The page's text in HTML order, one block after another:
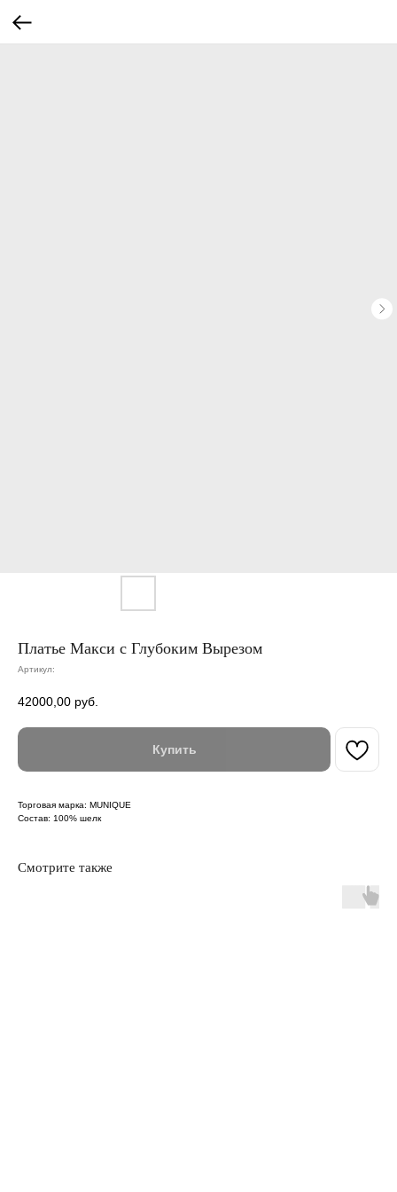
Платье Макси с Глубоким Вырезом
Артикул:
42000,00 руб.
Купить
Торговая марка: MUNIQUE
Состав: 100% шелк
Смотрите также